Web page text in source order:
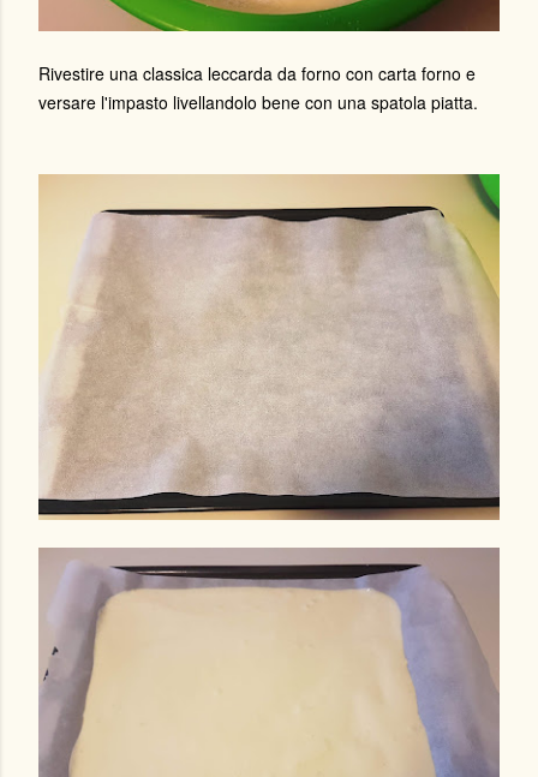
Rivestire una classica leccarda da forno con carta forno e
versare l'impasto livellandolo bene con una spatola piatta.